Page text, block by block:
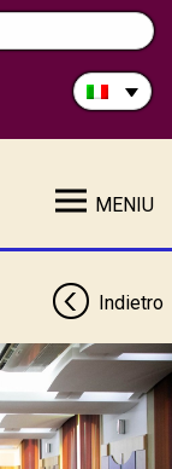
MENIU
Indietro